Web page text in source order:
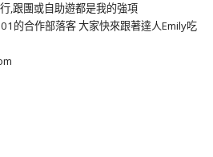
,跟團或自助遊都是我的強項
的合作部落客 大家快來跟著達人Emily吃